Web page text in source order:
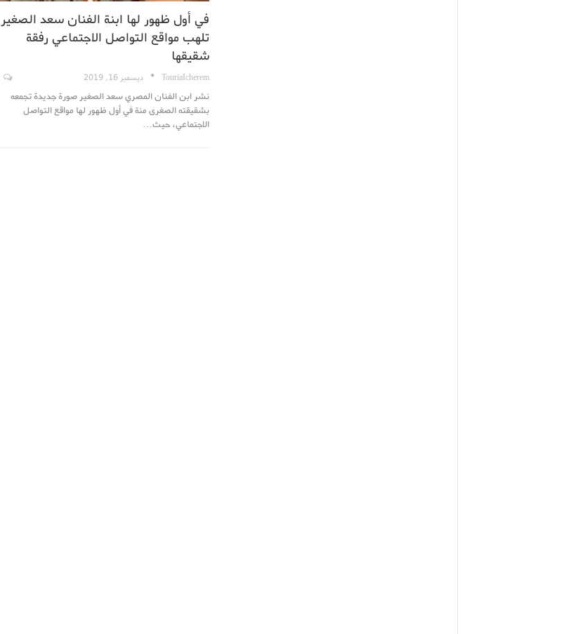
في أول ظهور لها ابنة الفنان سعد الصغير
تلهب مواقع التواصل الاجتماعي رفقة
شقيقها
TouriaIcherem ديسمبر 16, 2019
نشر ابن الفنان المصري سعد الصغير صورة جديدة تجمعه
بشقيقته الصغرى منة في أول ظهور لها مواقع التواصل
الاجتماعي، حيث…